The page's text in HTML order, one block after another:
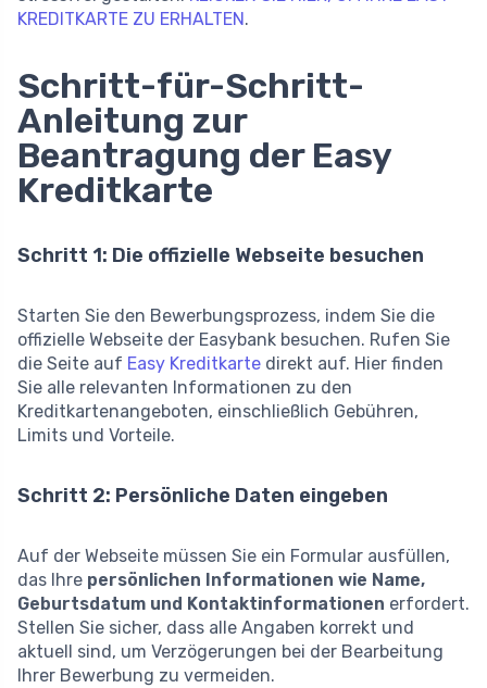
KREDITKARTE ZU ERHALTEN .
Schritt-für-Schritt-
Anleitung zur
Beantragung der Easy
Kreditkarte
Schritt 1: Die offizielle Webseite besuchen
Starten Sie den Bewerbungsprozess, indem Sie die
offizielle Webseite der Easybank besuchen. Rufen Sie
die Seite auf Easy Kreditkarte direkt auf. Hier finden
Sie alle relevanten Informationen zu den
Kreditkartenangeboten, einschließlich Gebühren,
Limits und Vorteile.
Schritt 2: Persönliche Daten eingeben
Auf der Webseite müssen Sie ein Formular ausfüllen,
das Ihre persönlichen Informationen wie Name,
Geburtsdatum und Kontaktinformationen erfordert.
Stellen Sie sicher, dass alle Angaben korrekt und
aktuell sind, um Verzögerungen bei der Bearbeitung
Ihrer Bewerbung zu vermeiden.